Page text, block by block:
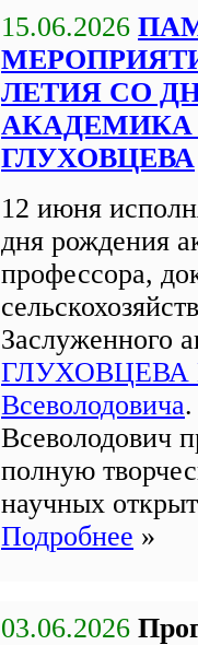
15.06.2026
ЛЕТИЯ СО
АКАДЕМИКА
ГЛУХОВЦЕВА
12 июня
дня рождения
профессора,
Заслуженного
ГЛУХОВЦЕВА
Всеволодовича
Всеволодович
полную
научных
Подробнее »
03.06.2026